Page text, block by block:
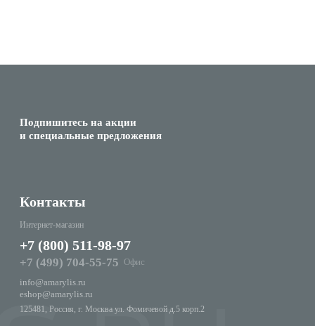
Подпишитесь на акции
и специальные предложения
Контакты
Интернет-магазин
+7 (800) 511-98-97
+7 (499) 704-55-75 Офис
info@amarylis.ru
eshop@amarylis.ru
125481, Россия, г. Москва ул. Фомичевой д.5 корп.2